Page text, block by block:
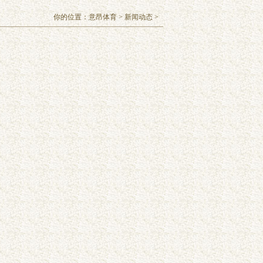
你的位置： 意昂体育 > 新闻动态 >